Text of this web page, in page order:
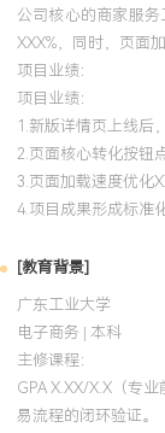
公司核心的商家服
XXX%，同时，页面
项目业绩：
项目业绩：
1.新版详情页上线后
2.页面核心转化按钮
3.页面加载速度优化
4.项目成果形成标准
[教育背景]
广东工业大学
电子商务 | 本科
主修课程：
GPA X.XX/X.X（专
易流程的闭环验证。